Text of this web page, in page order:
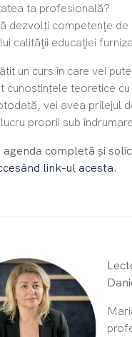
ta profesională?
dezvolți competenţe
calităţii educaţiei
un curs în care vei
cunoștințele teoretice
vei avea prilejul
proprii sub
completă și
link-ul acesta.